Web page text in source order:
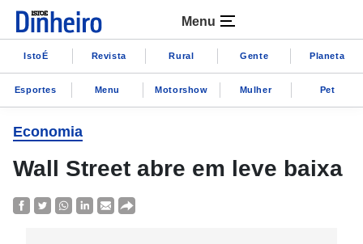
Menu
IstoÉ Revista Rural Gente Planeta
Esportes Menu Motorshow Mulher Pet
Economia
Wall Street abre em leve baixa